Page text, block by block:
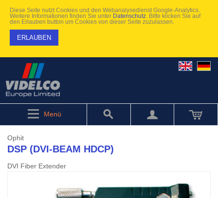
Diese Seite nutzt Cookies und den Webanalysedienst Google-Analytics.
Weitere Informationen finden Sie unter Datenschutz . Bitte klicken Sie auf
den Erlauben button um Cookies von dieser Seite zuzulassen.
ERLAUBEN
Menü
Ophit
DSP (DVI-BEAM HDCP)
DVI Fiber Extender